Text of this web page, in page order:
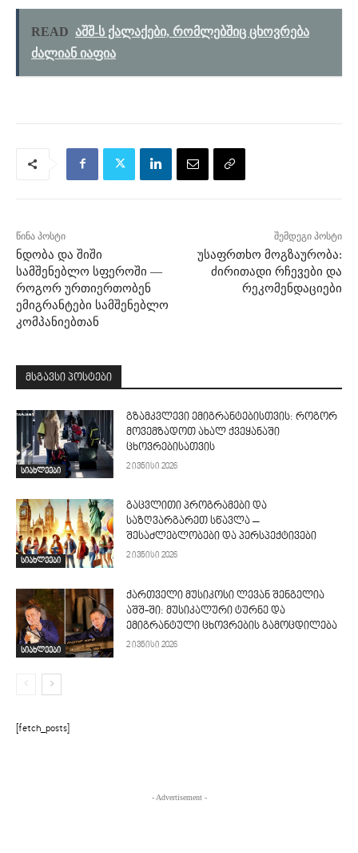
READ აშშ-ს ქალაქები, რომლებშიც ცხოვრება
ძალიან იაფია
წინა პოსტი
ნდობა და შიში
სამშენებლო სფეროში —
როგორ ურთიერთობენ
ემიგრანტები სამშენებლო
კომპანიებთან
შემდეგი პოსტი
უსაფრთხო მოგზაურობა:
ძირითადი რჩევები და
რეკომენდაციები
მსგავსი პოსტები
სიახლეები
გზამკვლევი ემიგრანტებისთვის: როგორ
მოვემზადოთ ახალ ქვეყანაში
ცხოვრებისათვის
2 ივნისი 2026
სიახლეები
გაცვლითი პროგრამები და
საზღვარგარეთ სწავლა –
შესაძლებლობები და პერსპექტივები
2 ივნისი 2026
სიახლეები
ქართველი მუსიკოსი ლევან შენგელია
აშშ-ში: მუსიკალური ტურნე და
ემიგრანტული ცხოვრების გამოცდილება
2 ივნისი 2026
[fetch_posts]
- Advertisement -